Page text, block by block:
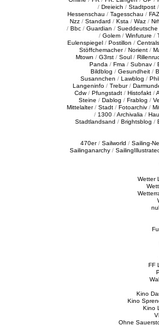
/ Dreieich / Stadtpost /
Hessenschau / Tagesschau / FAZ
Nzz / Standard / Ksta / Waz /
/ Bbc / Guardian / Sueddeutsche
/ Golem / Winfuture /
Eulenspiegel / Postillon /
Stöffchemacher/ Norient /
Mtown / G3rst / Soul /
Panda / Fma / Subnav /
Bildblog / Gesundheit /
Susannchen / Lawblog /
Langeninfo / Trebur/
Cdw/ Pfungstadt / Histofakt /
Steine / Dablog / Frablog /
Mittelalter/ Stadt / Fotoarchiv /
/ 1300 /Archivalia /
Stadtlandsand / Brightsblog /
470er/ Sailworld / Sailing-
Sailinganarchy /
Wetter
FF
Kino
Kino
Kino
Ohne